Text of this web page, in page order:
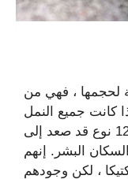
لحجمها ، فهي من
كانت جميع النمل
في جميع مستعمرات أكثر من 12000 نوع قد صعد إلى
البشر. إنهم
، لكن وجودهم